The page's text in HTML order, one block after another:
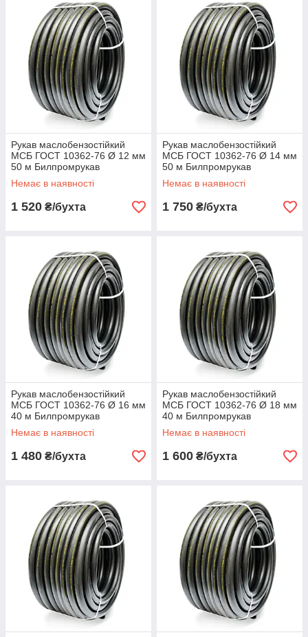
Рукав маслобензостійкий
МСБ ГОСТ 10362-76 Ø 12 мм
50 м Билпромрукав
Немає в наявності
1 520 ₴/бухта
Рукав маслобензостійкий
МСБ ГОСТ 10362-76 Ø 14 мм
50 м Билпромрукав
Немає в наявності
1 750 ₴/бухта
Рукав маслобензостійкий
МСБ ГОСТ 10362-76 Ø 16 мм
40 м Билпромрукав
Немає в наявності
1 480 ₴/бухта
Рукав маслобензостійкий
МСБ ГОСТ 10362-76 Ø 18 мм
40 м Билпромрукав
Немає в наявності
1 600 ₴/бухта